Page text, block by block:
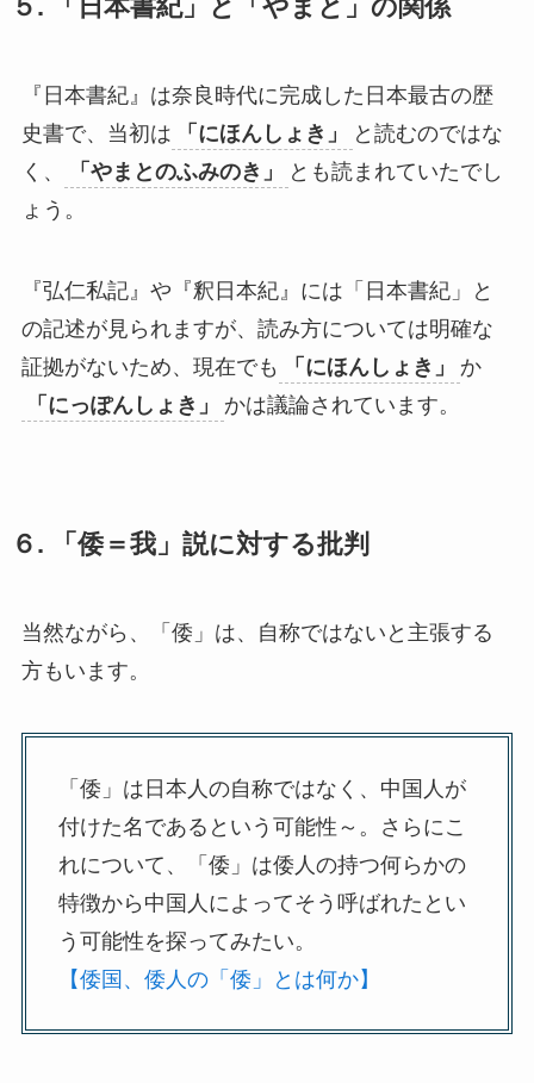
５. 「日本書紀」と「やまと」の関係
『日本書紀』は奈良時代に完成した日本最古の歴
史書で、当初は
「にほんしょき」
と読むのではな
く、
「やまとのふみのき」
とも読まれていたでし
ょう。
『弘仁私記』や『釈日本紀』には「日本書紀」と
の記述が見られますが、読み方については明確な
証拠がないため、現在でも
「にほんしょき」
か
「にっぽんしょき」
かは議論されています。
６. 「倭＝我」説に対する批判
当然ながら、「倭」は、自称ではないと主張する
方もいます。
「倭」は日本人の自称ではなく、中国人が
付けた名であるという可能性～。さらにこ
れについて、「倭」は倭人の持つ何らかの
特徴から中国人によってそう呼ばれたとい
う可能性を探ってみたい。
【倭国、倭人の「倭」とは何か】